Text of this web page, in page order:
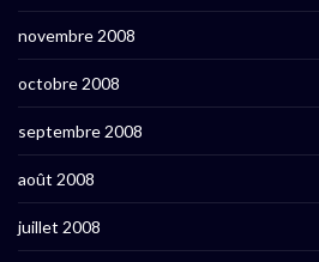
novembre 2008
octobre 2008
septembre 2008
août 2008
juillet 2008